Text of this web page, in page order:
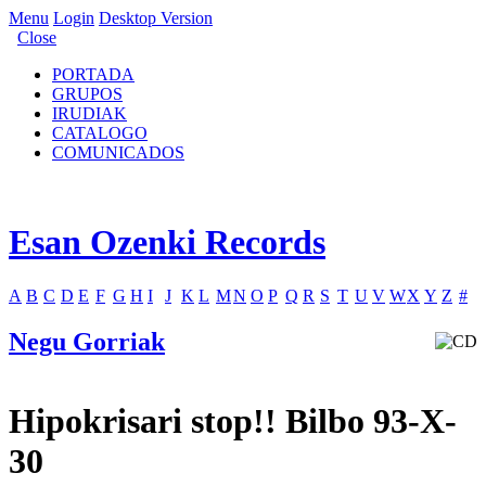
Menu Login Desktop Version
Close
PORTADA
GRUPOS
IRUDIAK
CATALOGO
COMUNICADOS
Esan Ozenki Records
A B C D E F G H I J K L MN O P Q R S T U V WX Y Z #
Negu Gorriak
Hipokrisari stop!! Bilbo 93-X-
30